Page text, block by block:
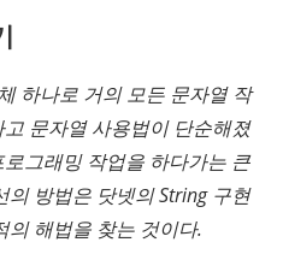
하나로 거의 모든 문자열 작
문자열 사용법이 단순해졌
그래밍 작업을 하다가는 큰
의 방법은 닷넷의 String 구현
의 해법을 찾는 것이다.